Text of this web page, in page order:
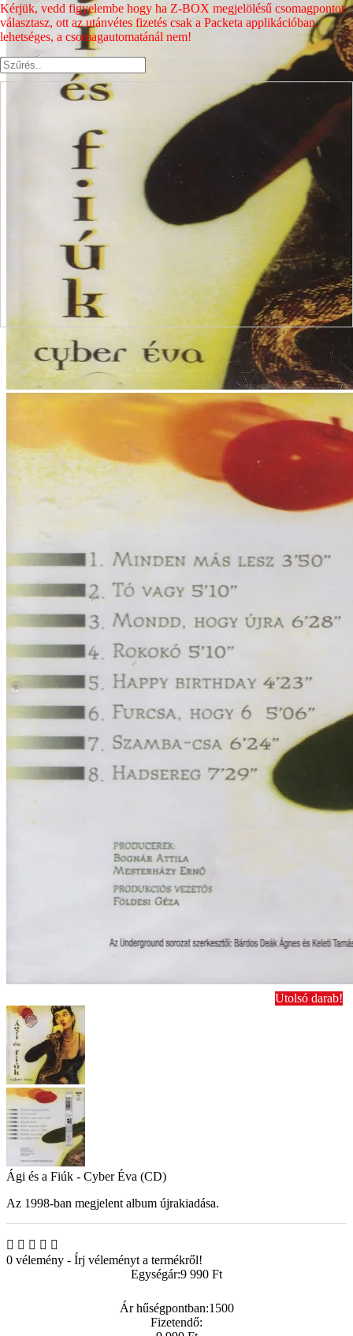
Utolsó darab!
Ági és a Fiúk - Cyber Éva (CD)
Az 1998-ban megjelent album újrakiadása.
0 vélemény - Írj véleményt a termékről!
Egységár:9 990 Ft
Ár hűségpontban:1500
Fizetendő:
Kérjük, vedd figyelembe hogy ha Z-BOX megjelölésű csomagpontot
választasz, ott az utánvétes fizetés csak a Packeta applikációban
lehetséges, a csomagautomatánál nem!